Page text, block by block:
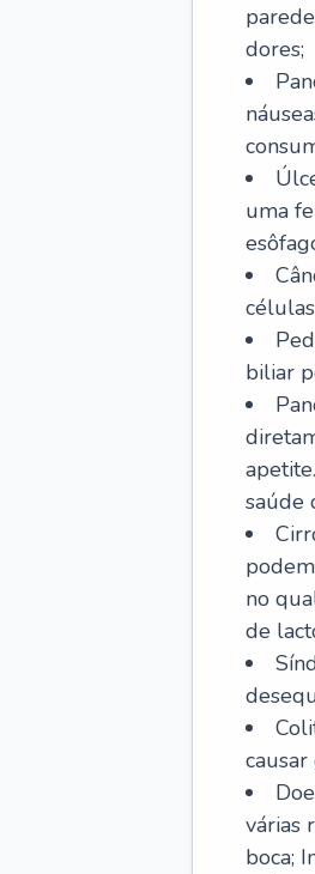
dores;
uma
biliar
saúde
no
de
várias
boca;